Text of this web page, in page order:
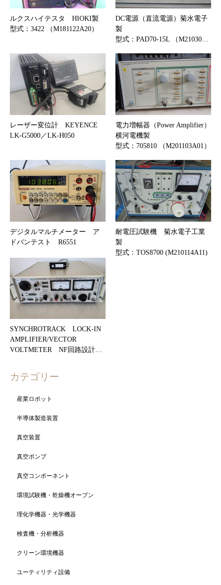
ルクスハイテスタ HIOKI製
型式：3422 （M181122A20）
DC電源（直流電源）菊水電子
製
型式：PAD70-15L （M21030…
レーザー変位計 KEYENCE
LK-G5000／LK-H050
電力増幅器（Power Amplifier）
横河電機製
型式：705810 （M201103A01）
デジタルマルチメーター ア
ドバンテスト R6551
耐電圧試験機 菊水電子工業
製
型式：TOS8700 (M210114A11)
SYNCHROTRACK LOCK-IN
AMPLIFIER/VECTOR
VOLTMETER NF回路設計…
カテゴリー
産業ロボット
半導体製造装置
真空装置
真空ポンプ
真空コンポーネント
環境試験機・乾燥機オーブン
理化学機器・光学機器
検査機・分析機器
クリーン環境機器
ユーティリティ設備